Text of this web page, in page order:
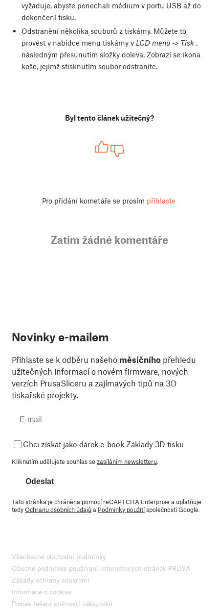
vyžaduje, abyste ponechali médium v portu USB až do
dokončení tisku.
Odstranění několika souborů z tiskárny. Můžete to
provést v nabídce menu tiskárny v LCD menu -> Tisk,
následným přesunutím složky doleva. Zobrazí se ikona
koše, jejímž stisknutím soubor odstraníte.
Byl tento článek užitečný?
Pro přidání kometáře se prosím přihlaste
Zatím žádné komentáře
Novinky e-mailem
Přihlaste se k odběru našeho měsíčního přehledu
užitečných informací o novém firmware, nových
verzích PrusaSliceru a zajímavých tipů na 3D
tiskařské projekty.
Chci získat jako dárek e-book Základy 3D tisku
Kliknutím udělujete souhlas se zasíláním newsletteru
Odeslat
Tato stránka je chráněna pomocí reCAPTCHA Enterprise a uplatňuje
tedyOchranu osobních údajůa Podmínky použitíspolečnosti Google.
Všeobecné obchodní podmínky
Obecné podmínky používání internetových stránek PRUSA
Zásady ochrany soukromí
Informace o cookies
Proces řešení stížností zákazníků